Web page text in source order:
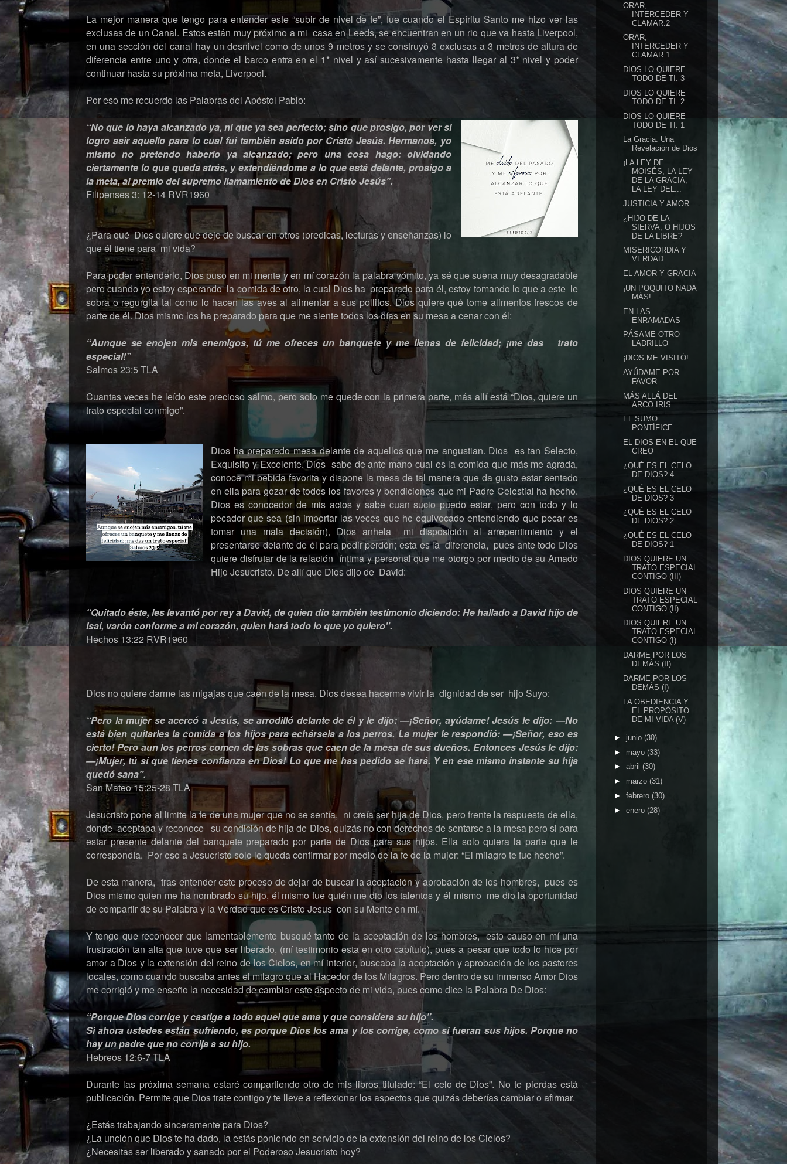
La mejor manera que tengo para entender este “subir de nivel de fe”, fue cuando el Espíritu Santo me hizo ver las
exclusas de un Canal. Estos están muy próximo a mi casa en Leeds, se encuentran en un rio que va hasta Liverpool,
en una sección del canal hay un desnivel como de unos 9 metros y se construyó 3 exclusas a 3 metros de altura de
diferencia entre uno y otra, donde el barco entra en el 1* nivel y así sucesivamente hasta llegar al 3* nivel y poder
continuar hasta su próxima meta, Liverpool.
Por eso me recuerdo las Palabras del Apóstol Pablo:
“No que lo haya alcanzado ya, ni que ya sea perfecto; sino que prosigo, por ver si
logro asir aquello para lo cual fui también asido por Cristo Jesús. Hermanos, yo
mismo no pretendo haberlo ya alcanzado; pero una cosa hago: olvidando
ciertamente lo que queda atrás, y extendiéndome a lo que está delante, prosigo a
la meta, al premio del supremo llamamiento de Dios en Cristo Jesús”.
Filipenses 3: 12-14 RVR1960
¿Para qué Dios quiere que deje de buscar en otros (predicas, lecturas y enseñanzas) lo
que él tiene para mi vida?
Para poder entenderlo, Dios puso en mi mente y en mí corazón la palabra vómito, ya sé que suena muy desagradable
pero cuando yo estoy esperando la comida de otro, la cual Dios ha preparado para él, estoy tomando lo que a este le
sobra o regurgita tal como lo hacen las aves al alimentar a sus pollitos. Dios quiere qué tome alimentos frescos de
parte de él. Dios mismo los ha preparado para que me siente todos los días en su mesa a cenar con él:
“Aunque se enojen mis enemigos, tú me ofreces un banquete y me llenas de felicidad; ¡me das trato
especial!”
Salmos 23:5 TLA
Cuantas veces he leído este precioso salmo, pero solo me quede con la primera parte, más allí está “Dios, quiere un
trato especial conmigo”.
Dios ha preparado mesa delante de aquellos que me angustian. Dios es tan Selecto,
Exquisito y Excelente. Dios sabe de ante mano cual es la comida que más me agrada,
conoce mi bebida favorita y dispone la mesa de tal manera que da gusto estar sentado
en ella para gozar de todos los favores y bendiciones que mi Padre Celestial ha hecho.
Dios es conocedor de mis actos y sabe cuan sucio puedo estar, pero con todo y lo
pecador que sea (sin importar las veces que he equivocado entendiendo que pecar es
tomar una mala decisión), Dios anhela mi disposición al arrepentimiento y el
presentarse delante de él para pedir perdón; esta es la diferencia, pues ante todo Dios
quiere disfrutar de la relación íntima y personal que me otorgo por medio de su Amado
Hijo Jesucristo. De allí que Dios dijo de David:
“Quitado éste, les levantó por rey a David, de quien dio también testimonio diciendo: He hallado a David hijo de
Isaí, varón conforme a mi corazón, quien hará todo lo que yo quiero".
Hechos 13:22 RVR1960
Dios no quiere darme las migajas que caen de la mesa. Dios desea hacerme vivir la dignidad de ser hijo Suyo:
“Pero la mujer se acercó a Jesús, se arrodilló delante de él y le dijo: —¡Señor, ayúdame! Jesús le dijo: —No
está bien quitarles la comida a los hijos para echársela a los perros. La mujer le respondió: —¡Señor, eso es
cierto! Pero aun los perros comen de las sobras que caen de la mesa de sus dueños. Entonces Jesús le dijo:
—¡Mujer, tú sí que tienes confianza en Dios! Lo que me has pedido se hará. Y en ese mismo instante su hija
quedó sana”.
San Mateo 15:25-28 TLA
Jesucristo pone al limite la fe de una mujer que no se sentía, ni creía ser hija de Dios, pero frente la respuesta de ella,
donde aceptaba y reconoce su condición de hija de Dios, quizás no con derechos de sentarse a la mesa pero si para
estar presente delante del banquete preparado por parte de Dios para sus hijos. Ella solo quiera la parte que le
correspondía. Por eso a Jesucristo solo le queda confirmar por medio de la fe de la mujer: “El milagro te fue hecho”.
De esta manera, tras entender este proceso de dejar de buscar la aceptación y aprobación de los hombres, pues es
Dios mismo quien me ha nombrado su hijo, él mismo fue quién me dio los talentos y él mismo me dio la oportunidad
de compartir de su Palabra y la Verdad que es Cristo Jesus con su Mente en mí.
Y tengo que reconocer que lamentablemente busqué tanto de la aceptación de los hombres, esto causo en mí una
frustración tan alta que tuve que ser liberado, (mí testimonio esta en otro capítulo), pues a pesar que todo lo hice por
amor a Dios y la extensión del reino de los Cielos, en mí interior, buscaba la aceptación y aprobación de los pastores
locales, como cuando buscaba antes el milagro que al Hacedor de los Milagros. Pero dentro de su inmenso Amor Dios
me corrigió y me enseño la necesidad de cambiar este aspecto de mi vida, pues como dice la Palabra De Dios:
“Porque Dios corrige y castiga a todo aquel que ama y que considera su hijo”.
Si ahora ustedes están sufriendo, es porque Dios los ama y los corrige, como si fueran sus hijos. Porque no
hay un padre que no corrija a su hijo.
Hebreos 12:6-7 TLA
Durante las próxima semana estaré compartiendo otro de mis libros titulado: “El celo de Dios”. No te pierdas está
publicación. Permite que Dios trate contigo y te lleve a reflexionar los aspectos que quizás deberías cambiar o afirmar.
¿Estás trabajando sinceramente para Dios?
¿La unción que Dios te ha dado, la estás poniendo en servicio de la extensión del reino de los Cielos?
¿Necesitas ser liberado y sanado por el Poderoso Jesucristo hoy?
ORAR,
INTERCEDER Y
CLAMAR.2
ORAR,
INTERCEDER Y
CLAMAR.1
DIOS LO QUIERE
TODO DE TI. 3
DIOS LO QUIERE
TODO DE TI. 2
DIOS LO QUIERE
TODO DE TI. 1
La Gracia: Una
Revelación de Dios
¡LA LEY DE
MOISÉS, LA LEY
DE LA GRACIA,
LA LEY DEL...
JUSTICIA Y AMOR
¿HIJO DE LA
SIERVA, O HIJOS
DE LA LIBRE?
MISERICORDIA Y
VERDAD
EL AMOR Y GRACIA
¡UN POQUITO NADA
MÁS!
EN LAS
ENRAMADAS
PÁSAME OTRO
LADRILLO
¡DIOS ME VISITÓ!
AYÚDAME POR
FAVOR
MÁS ALLÁ DEL
ARCO IRIS
EL SUMO
PONTÍFICE
EL DIOS EN EL QUE
CREO
¿QUÉ ES EL CELO
DE DIOS? 4
¿QUÉ ES EL CELO
DE DIOS? 3
¿QUÉ ES EL CELO
DE DIOS? 2
¿QUÉ ES EL CELO
DE DIOS? 1
DIOS QUIERE UN
TRATO ESPECIAL
CONTIGO (III)
DIOS QUIERE UN
TRATO ESPECIAL
CONTIGO (II)
DIOS QUIERE UN
TRATO ESPECIAL
CONTIGO (I)
DARME POR LOS
DEMÁS (II)
DARME POR LOS
DEMÁS (I)
LA OBEDIENCIA Y
EL PROPÓSITO
DE MI VIDA (V)
► junio (30)
► mayo (33)
► abril (30)
► marzo (31)
► febrero (30)
► enero (28)